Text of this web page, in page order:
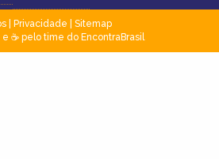
| Privacidade
Sitemap
☕ pelo time do EncontraBrasil